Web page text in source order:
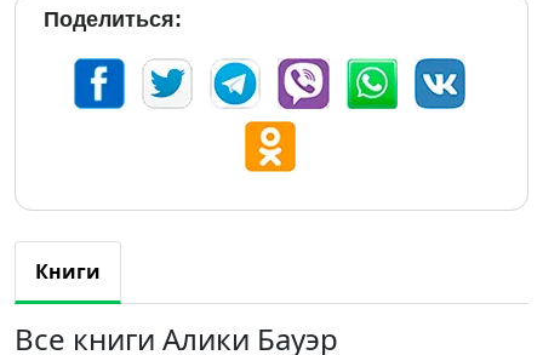
Поделиться:
Книги
Все книги Алики Бауэр